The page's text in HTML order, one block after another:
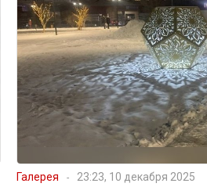
Галерея 23:23, 10 декабря 2025